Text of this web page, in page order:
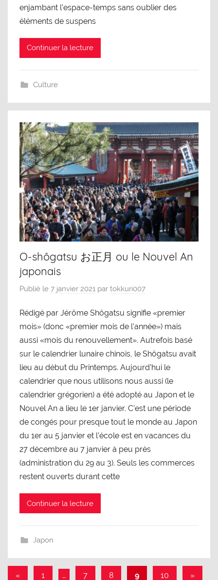
enjambant l’espace-temps sans oublier des
éléments de suspens
Continuer la lecture
Culture
O-shôgatsu お正月 ou le Nouvel An
japonais
Publié le 7 janvier 2021 par tokkuri007
Rédigé par Jérôme Shôgatsu signifie «premier
mois» (donc «premier mois de l’année») mais
aussi «mois du renouvellement». Autrefois basé
sur le calendrier lunaire chinois, le Shôgatsu avait
lieu au début du Printemps. Aujourd’hui le
calendrier que nous utilisons nous aussi (le
calendrier grégorien) a été adopté au Japon et le
Nouvel An a lieu le 1er janvier. C’est une période
de congés pour presque tout le monde au Japon
du 1er au 5 janvier et l’école est en vacances du
27 décembre au 7 janvier à peu près
(administration du 29 au 3). Seuls les commerces
restent ouverts durant cette
Continuer la lecture
Japon
Pagination
«Articles1 … 7 8 9 10 Articles
»